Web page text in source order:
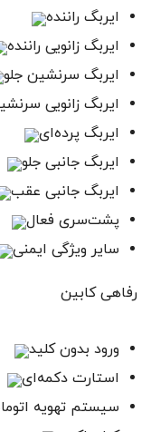
ایربگ راننده
ایربگ زانویی راننده
ایربگ سرنشین جلو
ایربگ زانویی
ایربگ پرده‌ای
ایربگ جانبی جلو
ایربگ جانبی عقب
پشت‌سری فعال
سایر ویژگی‌ ایمنی
رفاهی کابین
ورود بدون کلید
استارت دکمه‌ای
سیستم تهویه